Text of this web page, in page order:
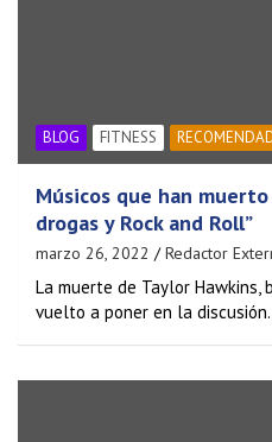
BLOG FITNESS
Músicos que han
drogas y Rock and Roll”
marzo 26, 2022 Redactor
La muerte de Taylor Hawkins,
vuelto a poner en la